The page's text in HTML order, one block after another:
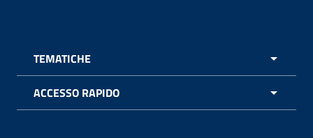
TEMATICHE
ACCESSO RAPIDO